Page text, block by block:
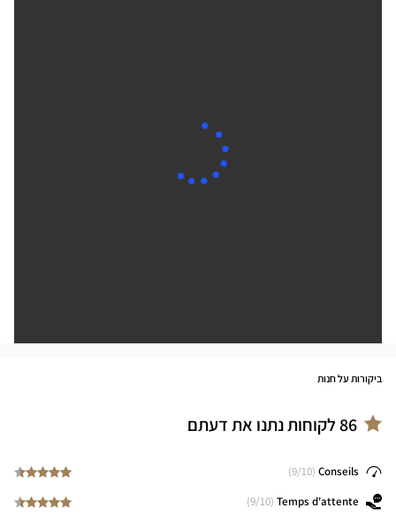
ביקורות על חנות
86לקוחות נתנו את דעתם
Conseils
(
9/10)
Temps d'attente
(
9/10)